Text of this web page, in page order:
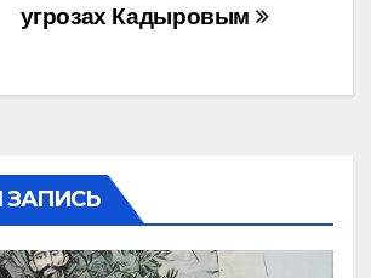
угрозах Кадыровым